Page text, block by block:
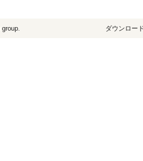
group. ダウンロー